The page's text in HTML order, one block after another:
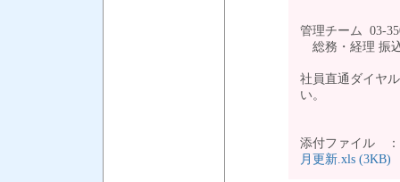
管理チーム 03-
総務・経理 振
社員直通ダイヤ
い。
添付ファイル
月更新.xls (3KB)